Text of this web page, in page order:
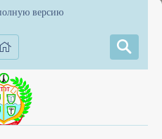
версию